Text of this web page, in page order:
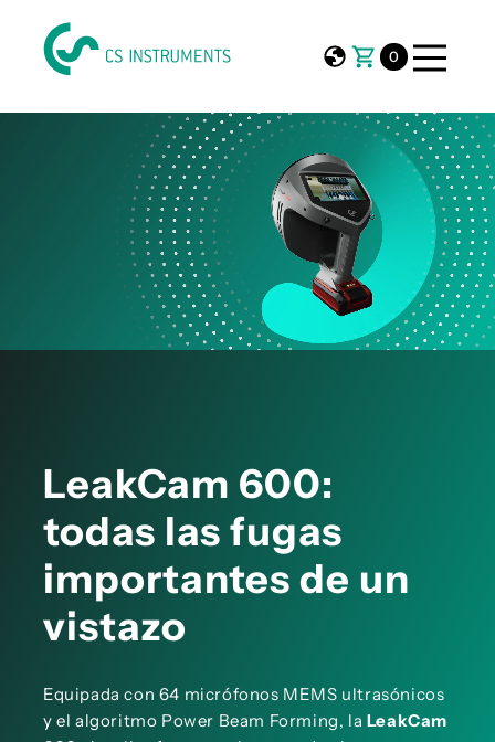
0
LeakCam 600:
todas las fugas
importantes de un
vistazo
Equipada con 64 micrófonos MEMS ultrasónicos
y el algoritmo Power Beam Forming, la LeakCam